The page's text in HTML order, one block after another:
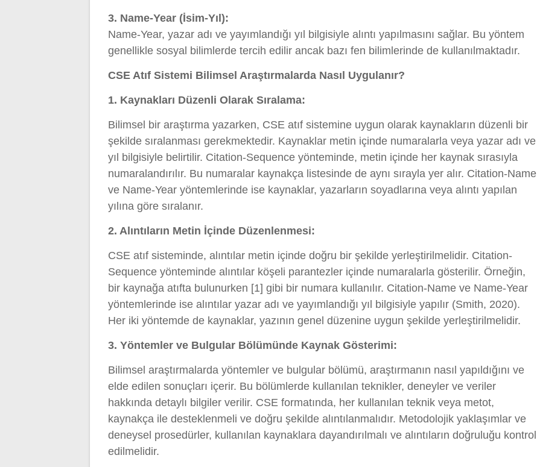
3. Name-Year (İsim-Yıl):
Name-Year, yazar adı ve yayımlandığı yıl bilgisiyle alıntı yapılmasını sağlar. Bu yöntem
genellikle sosyal bilimlerde tercih edilir ancak bazı fen bilimlerinde de kullanılmaktadır.
CSE Atıf Sistemi Bilimsel Araştırmalarda Nasıl Uygulanır?
1. Kaynakları Düzenli Olarak Sıralama:
Bilimsel bir araştırma yazarken, CSE atıf sistemine uygun olarak kaynakların düzenli bir
şekilde sıralanması gerekmektedir. Kaynaklar metin içinde numaralarla veya yazar adı ve
yıl bilgisiyle belirtilir. Citation-Sequence yönteminde, metin içinde her kaynak sırasıyla
numaralandırılır. Bu numaralar kaynakça listesinde de aynı sırayla yer alır. Citation-Name
ve Name-Year yöntemlerinde ise kaynaklar, yazarların soyadlarına veya alıntı yapılan
yılına göre sıralanır.
2. Alıntıların Metin İçinde Düzenlenmesi:
CSE atıf sisteminde, alıntılar metin içinde doğru bir şekilde yerleştirilmelidir. Citation-
Sequence yönteminde alıntılar köşeli parantezler içinde numaralarla gösterilir. Örneğin,
bir kaynağa atıfta bulunurken [1] gibi bir numara kullanılır. Citation-Name ve Name-Year
yöntemlerinde ise alıntılar yazar adı ve yayımlandığı yıl bilgisiyle yapılır (Smith, 2020).
Her iki yöntemde de kaynaklar, yazının genel düzenine uygun şekilde yerleştirilmelidir.
3. Yöntemler ve Bulgular Bölümünde Kaynak Gösterimi:
Bilimsel araştırmalarda yöntemler ve bulgular bölümü, araştırmanın nasıl yapıldığını ve
elde edilen sonuçları içerir. Bu bölümlerde kullanılan teknikler, deneyler ve veriler
hakkında detaylı bilgiler verilir. CSE formatında, her kullanılan teknik veya metot,
kaynakça ile desteklenmeli ve doğru şekilde alıntılanmalıdır. Metodolojik yaklaşımlar ve
deneysel prosedürler, kullanılan kaynaklara dayandırılmalı ve alıntıların doğruluğu kontrol
edilmelidir.